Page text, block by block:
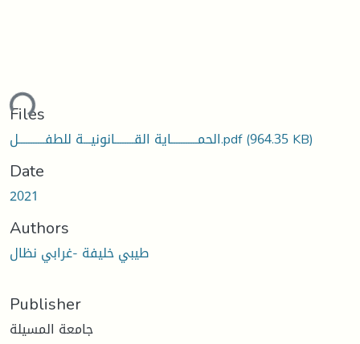
Files
الحمـــــــــــاية القــــــــانونيـــة للطفـــــــــــل.pdf(964.35 KB)
Date
2021
Authors
طيبي خليفة -غرابي نظال
Publisher
جامعة المسيلة